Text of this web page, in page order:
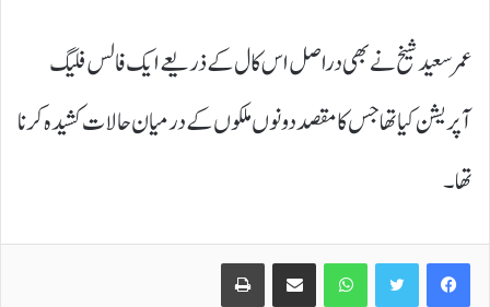
عمر سعید شیخ نے بھی دراصل اس کال کے ذریعے ایک فالس فلیگ
آپریشن کیا تھا جس کا مقصد دونوں ملکوں کے درمیان حالات کشیدہ کرنا
تھا۔
Facebook
Twitter
WhatsApp
Share via Email
Print